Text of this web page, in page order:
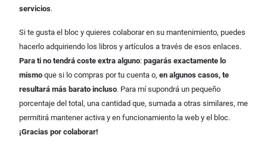
servicios.
Si te gusta el bloc y quieres colaborar en su mantenimiento, puedes
hacerlo adquiriendo los libros y artículos a través de esos enlaces.
Para ti no tendrá coste extra alguno: pagarás exactamente lo
mismo que si lo compras por tu cuenta o, en algunos casos, te
resultará más barato incluso. Para mí supondrá un pequeño
porcentaje del total, una cantidad que, sumada a otras similares, me
permitirá mantener activa y en funcionamiento la web y el bloc.
¡Gracias por colaborar!